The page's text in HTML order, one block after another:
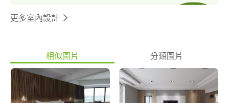
更多室內設計
相似圖片 分類圖片